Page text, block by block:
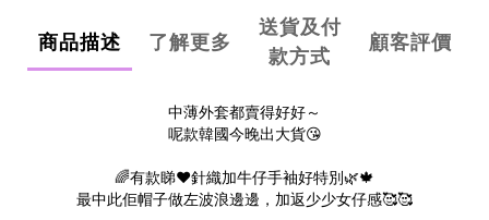
商品描述 了解更多
送貨及付
款方式
顧客評價
中薄外套都賣得好好～
呢款韓國今晚出大貨😘
🌈有款睇❤️針織加牛仔手袖好特別🌿🍁
最中此佢帽子做左波浪邊邊，加返少少女仔感🥰🥰